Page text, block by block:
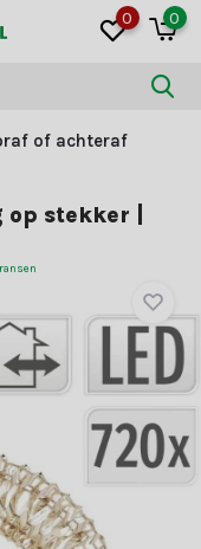
0 0
of achteraf
stekker |